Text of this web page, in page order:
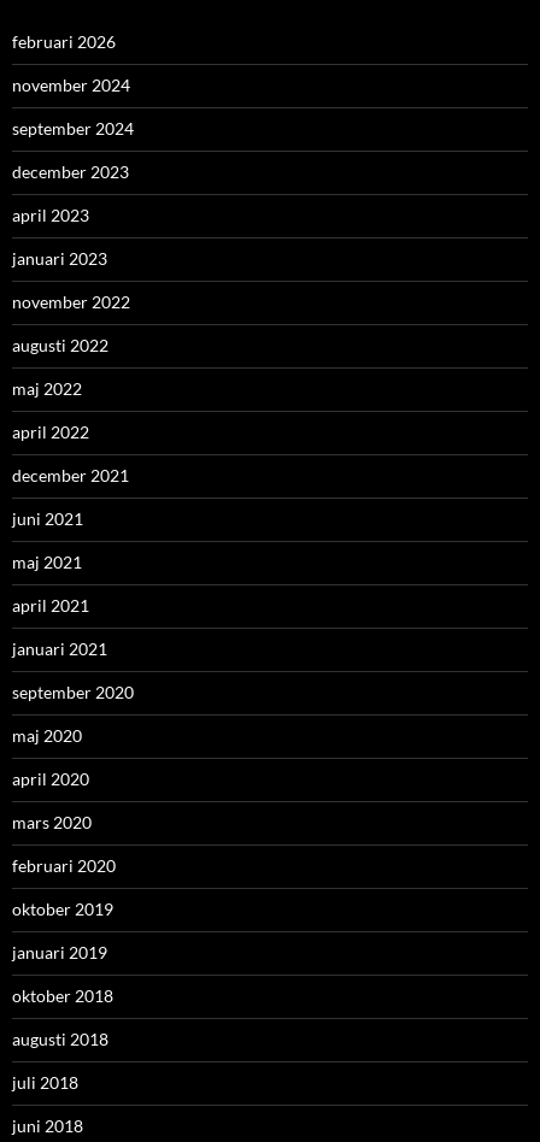
februari 2026
november 2024
september 2024
december 2023
april 2023
januari 2023
november 2022
augusti 2022
maj 2022
april 2022
december 2021
juni 2021
maj 2021
april 2021
januari 2021
september 2020
maj 2020
april 2020
mars 2020
februari 2020
oktober 2019
januari 2019
oktober 2018
augusti 2018
juli 2018
juni 2018